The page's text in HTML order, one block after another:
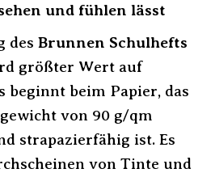
und fühlen lässt
des Brunnen Schulhefts
größter Wert auf
beginnt beim Papier, das
von 90 g/qm
strapazierfähig ist. Es
von Tinte und